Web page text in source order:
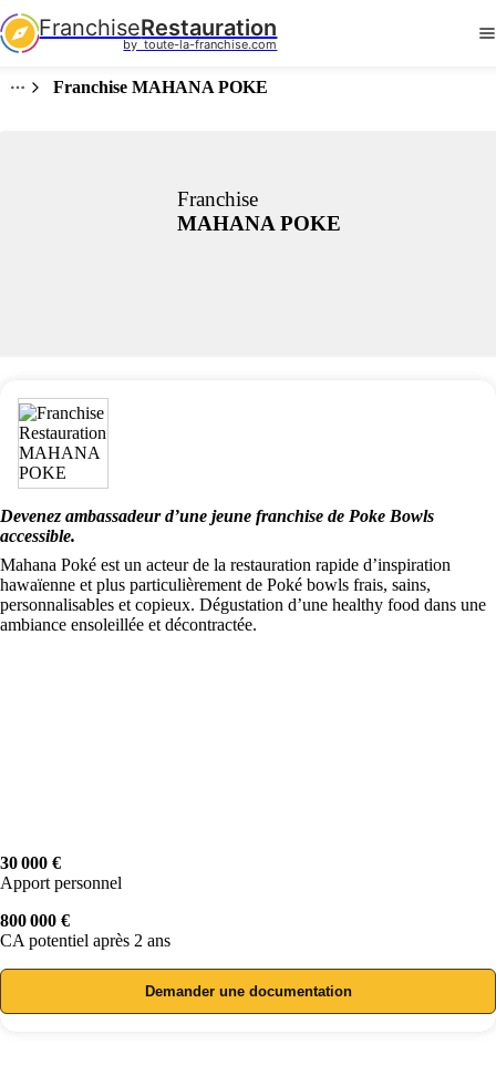
FranchiseRestauration
by  toute-la-franchise.com
Franchise MAHANA POKE
Franchise
MAHANA POKE
Devenez ambassadeur d’une jeune franchise de Poke Bowls
accessible.
Mahana Poké est un acteur de la restauration rapide d’inspiration
hawaïenne et plus particulièrement de Poké bowls frais, sains,
personnalisables et copieux. Dégustation d’une healthy food dans une
ambiance ensoleillée et décontractée.
30 000 €
Apport personnel
800 000 €
CA potentiel après 2 ans
Demander une documentation